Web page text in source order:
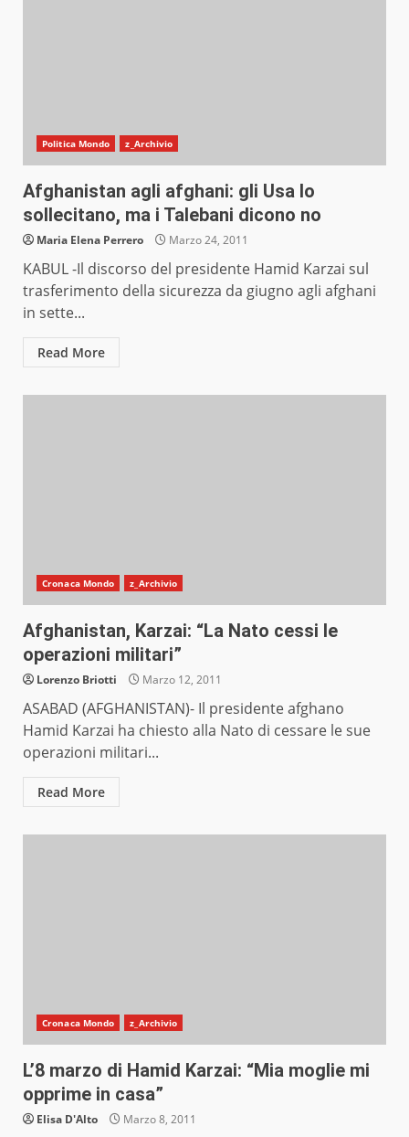
Politica Mondo z_Archivio
Afghanistan agli afghani: gli Usa lo
sollecitano, ma i Talebani dicono no
Maria Elena Perrero Marzo 24, 2011
KABUL -Il discorso del presidente Hamid Karzai sul
trasferimento della sicurezza da giugno agli afghani
in sette...
Read More
Cronaca Mondo z_Archivio
Afghanistan, Karzai: “La Nato cessi le
operazioni militari”
Lorenzo Briotti Marzo 12, 2011
ASABAD (AFGHANISTAN)- Il presidente afghano
Hamid Karzai ha chiesto alla Nato di cessare le sue
operazioni militari...
Read More
Cronaca Mondo z_Archivio
L’8 marzo di Hamid Karzai: “Mia moglie mi
opprime in casa”
Elisa D'Alto Marzo 8, 2011